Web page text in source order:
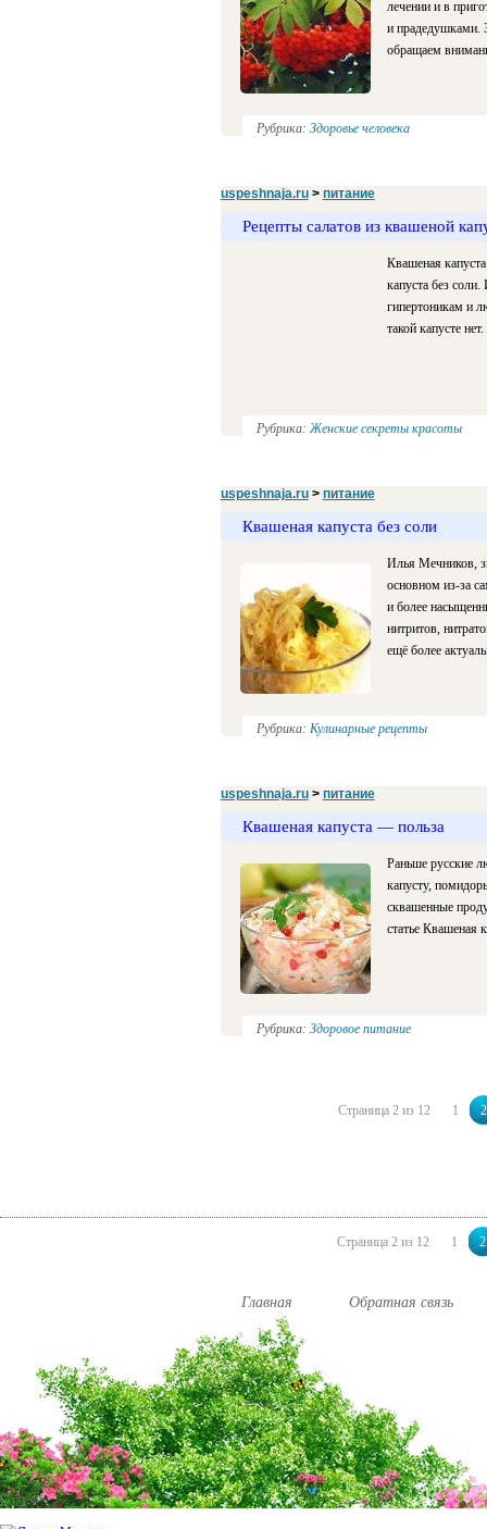
лечении и в
и прадедушками.
обращаем
Рубрика: Здоровье человека
uspeshnaja.ru> питание
Рецепты салатов из квашеной
Квашеная
капуста без
гипертоникам и
такой капусте нет.
Рубрика: Женские секреты красоты
uspeshnaja.ru> питание
Квашеная капуста без соли
Илья Мечников,
основном из-за
и более
нитритов,
ещё более
Рубрика: Кулинарные рецепты
uspeshnaja.ru> питание
Квашеная капуста — польза
Раньше русские
капусту,
сквашенные
статье Квашеная
Рубрика: Здоровое питание
Страница 2 из 12 1 2
Страница 2 из 12 1 2
Главная Обратная связь